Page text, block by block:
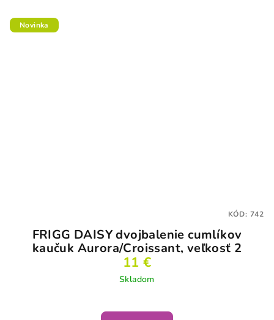
Novinka
FRIGG DAISY dvojbalenie cumlíkov
kaučuk Aurora/Croissant, veľkosť 2
11 €
Skladom
KÓD: 742